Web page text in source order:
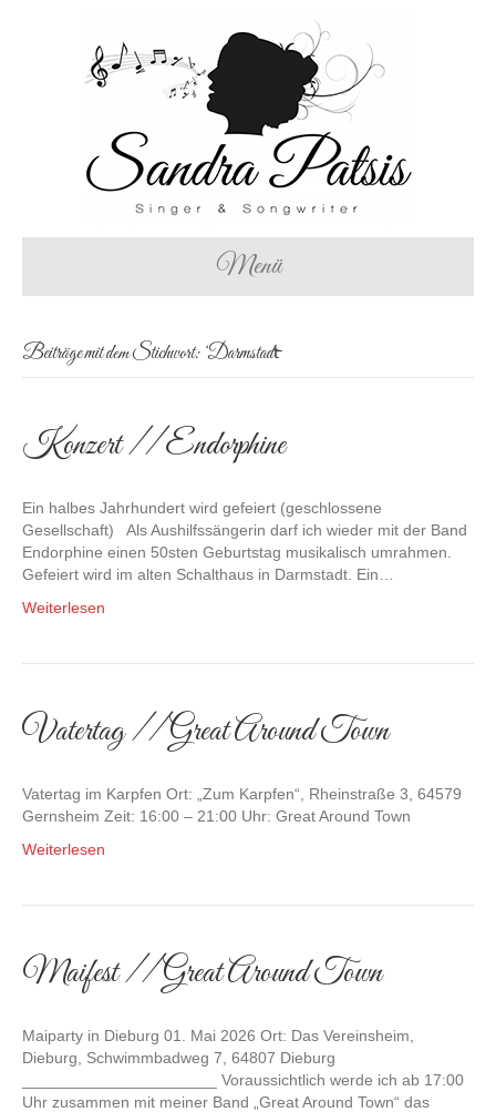
Menü
Beiträge mit dem Stichwort: ‘Darmstadt̵
Konzert // Endorphine
Ein halbes Jahrhundert wird gefeiert (geschlossene
Gesellschaft) Als Aushilfssängerin darf ich wieder mit der Band
Endorphine einen 50sten Geburtstag musikalisch umrahmen.
Gefeiert wird im alten Schalthaus in Darmstadt. Ein…
Weiterlesen
Vatertag // Great Around Town
Vatertag im Karpfen Ort: „Zum Karpfen“, Rheinstraße 3, 64579
Gernsheim Zeit: 16:00 – 21:00 Uhr: Great Around Town
Weiterlesen
Maifest // Great Around Town
Maiparty in Dieburg 01. Mai 2026 Ort: Das Vereinsheim,
Dieburg, Schwimmbadweg 7, 64807 Dieburg
______________________ Voraussichtlich werde ich ab 17:00
Uhr zusammen mit meiner Band „Great Around Town“ das